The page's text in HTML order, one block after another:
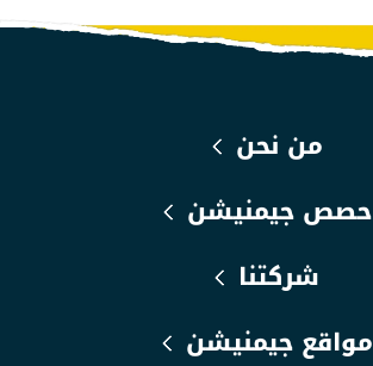
من نحن
حصص جيمنيشن
شركتنا
مواقع جيمنيشن